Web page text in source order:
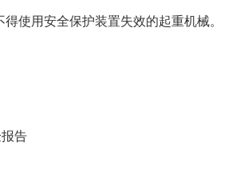
使用安全保护装置失效的起重机械。
告